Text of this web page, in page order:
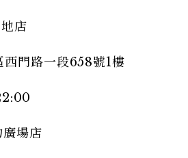
店
門路一段658號1樓
場店